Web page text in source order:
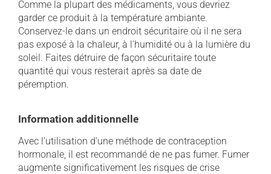
Comme la plupart des médicaments, vous devriez
garder ce produit à la température ambiante.
Conservez-le dans un endroit sécuritaire où il ne sera
pas exposé à la chaleur, à l'humidité ou à la lumière du
soleil. Faites détruire de façon sécuritaire toute
quantité qui vous resterait après sa date de
péremption.
Information additionnelle
Avec l'utilisation d'une méthode de contraception
hormonale, il est recommandé de ne pas fumer. Fumer
augmente significativement les risques de crise